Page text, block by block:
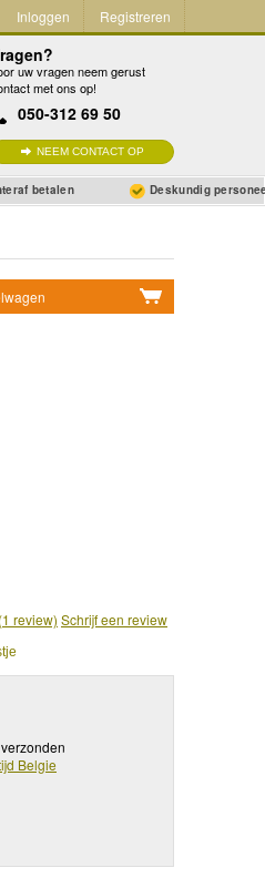
Inloggen Registreren
uw vragen neem gerust
met ons op!
050-312 69 50
NEEM CONTACT OP
betalen Deskundig
(1 review) Schrijf een review
Belgie